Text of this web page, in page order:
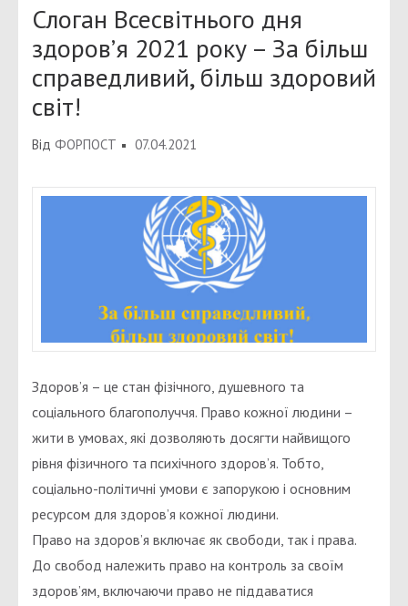
Слоган Всесвітнього дня
здоров’я 2021 року – За більш
справедливий, більш здоровий
світ!
Від ФОРПОСТ 07.04.2021
Здоров’я – це стан фізічного, душевного та
соціального благополуччя. Право кожної людини –
жити в умовах, які дозволяють досягти найвищого
рівня фізичного та психічного здоров’я. Тобто,
соціально-політичні умови є запорукою і основним
ресурсом для здоров’я кожної людини.
Право на здоров’я включає як свободи, так і права.
До свобод належить право на контроль за своїм
здоров’ям, включаючи право не піддаватися